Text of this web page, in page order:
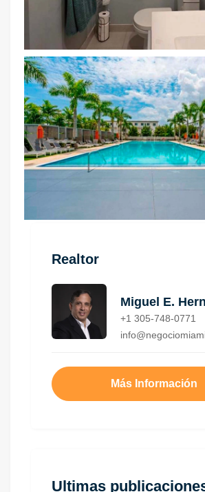
Realtor
Miguel E.
+1 305-748-0771
Más Información
Ultimas